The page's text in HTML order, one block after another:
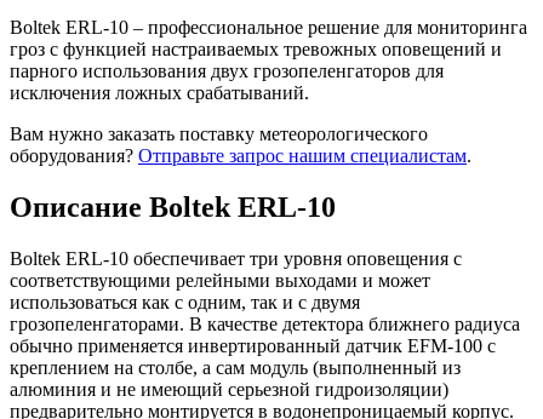
Boltek ERL-10 – профессиональное решение для мониторинга
гроз с функцией настраиваемых тревожных оповещений и
парного использования двух грозопеленгаторов для
исключения ложных срабатываний.
Вам нужно заказать поставку метеорологического
оборудования? Отправьте запрос нашим специалистам.
Описание Boltek ERL-10
Boltek ERL-10 обеспечивает три уровня оповещения с
соответствующими релейными выходами и может
использоваться как с одним, так и с двумя
грозопеленгаторами. В качестве детектора ближнего радиуса
обычно применяется инвертированный датчик EFM-100 с
креплением на столбе, а сам модуль (выполненный из
алюминия и не имеющий серьезной гидроизоляции)
предварительно монтируется в водонепроницаемый корпус.